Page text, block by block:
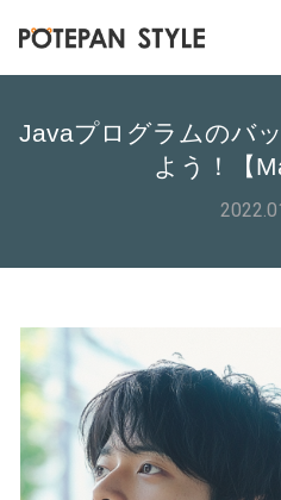
Javaプログラムのバ
よう！【